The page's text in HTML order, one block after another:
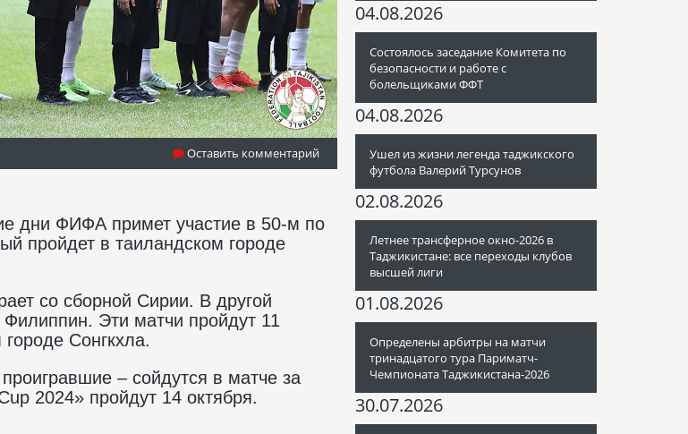
Оставить комментарий
дни ФИФА примет участие в 50-м по
пройдет в таиландском городе
со сборной Сирии. В другой
Эти матчи пройдут 11
Сонгкхла.
– сойдутся в матче за
2024» пройдут 14 октября.
04.08.2026
Состоялось заседание Комитета по
безопасности и работе с
болельщиками ФФТ
04.08.2026
Ушел из жизни легенда таджикского
футбола Валерий Турсунов
02.08.2026
Летнее трансферное окно-2026 в
Таджикистане: все переходы клубов
высшей лиги
01.08.2026
Определены арбитры на матчи
тринадцатого тура Париматч-
Чемпионата Таджикистана-2026
30.07.2026